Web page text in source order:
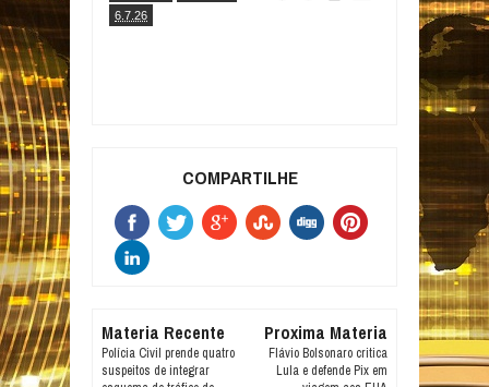
6.7.26
COMPARTILHE
Materia Recente
Polícia Civil prende quatro
suspeitos de integrar
Proxima Materia
Flávio Bolsonaro critica
Lula e defende Pix em